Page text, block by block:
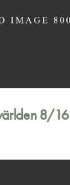
8/16